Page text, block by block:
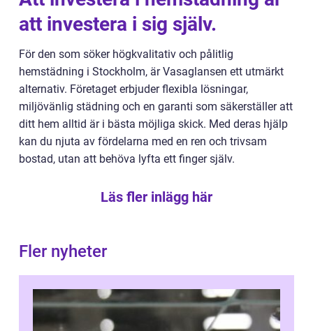
att investera i sig själv.
För den som söker högkvalitativ och pålitlig
hemstädning i Stockholm, är Vasaglansen ett utmärkt
alternativ. Företaget erbjuder flexibla lösningar,
miljövänlig städning och en garanti som säkerställer att
ditt hem alltid är i bästa möjliga skick. Med deras hjälp
kan du njuta av fördelarna med en ren och trivsam
bostad, utan att behöva lyfta ett finger själv.
Läs fler inlägg här
Fler nyheter